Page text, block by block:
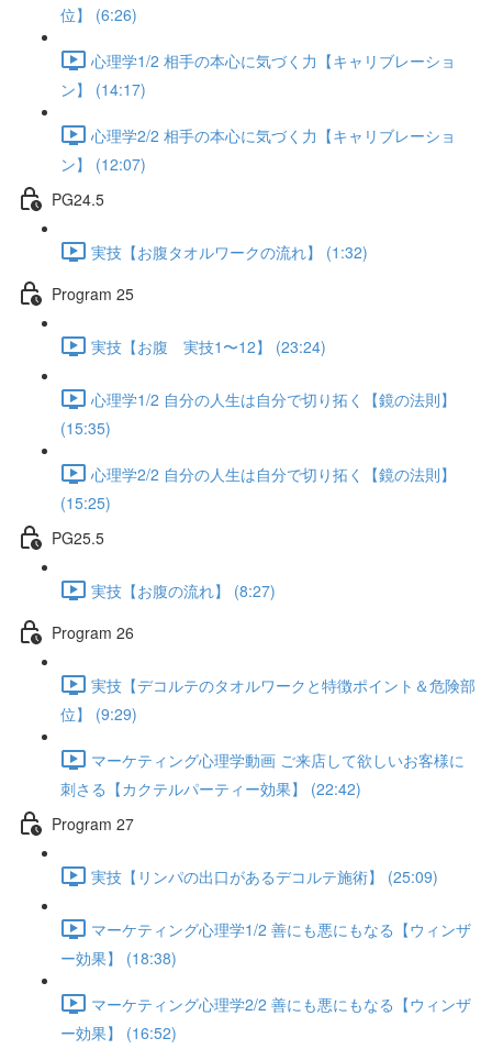
位】 (6:26)
心理学1/2 相手の本心に気づく力【キャリブレーショ
ン】 (14:17)
心理学2/2 相手の本心に気づく力【キャリブレーショ
ン】 (12:07)
PG24.5
実技【お腹タオルワークの流れ】 (1:32)
Program 25
実技【お腹 実技1〜12】 (23:24)
心理学1/2 自分の人生は自分で切り拓く【鏡の法則】
(15:35)
心理学2/2 自分の人生は自分で切り拓く【鏡の法則】
(15:25)
PG25.5
実技【お腹の流れ】 (8:27)
Program 26
実技【デコルテのタオルワークと特徴ポイント＆危険部
位】 (9:29)
マーケティング心理学動画 ご来店して欲しいお客様に
刺さる【カクテルパーティー効果】 (22:42)
Program 27
実技【リンパの出口があるデコルテ施術】 (25:09)
マーケティング心理学1/2 善にも悪にもなる【ウィンザ
ー効果】 (18:38)
マーケティング心理学2/2 善にも悪にもなる【ウィンザ
ー効果】 (16:52)